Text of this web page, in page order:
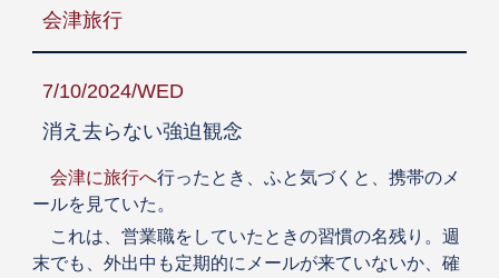
会津旅行
7/10/2024/WED
消え去らない強迫観念
会津に旅行へ行ったとき、ふと気づくと、携帯のメ
ールを見ていた。
これは、営業職をしていたときの習慣の名残り。週
末でも、外出中も定期的にメールが来ていないか、確